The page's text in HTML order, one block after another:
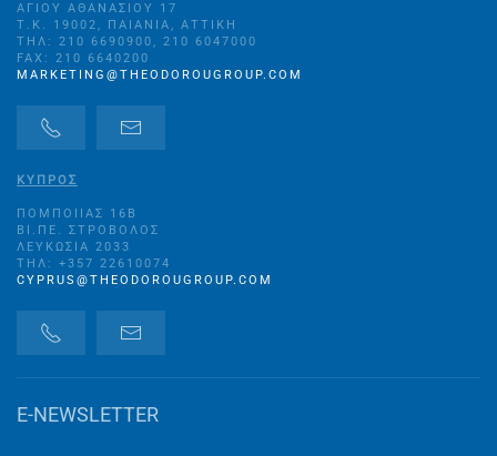
ΑΓΊΟΥ ΑΘΑΝΑΣΊΟΥ 17
Τ.Κ. 19002, ΠΑΙΑΝΊΑ, ΑΤΤΙΚΉ
ΤΗΛ: 210 6690900, 210 6047000
FAX: 210 6640200
MARKETING@THEODOROUGROUP.COM
ΚΥΠΡΟΣ
ΠΟΜΠΟΙΊΑΣ 16B
ΒΙ.ΠΕ. ΣΤΡΌΒΟΛΟΣ
ΛΕΥΚΩΣΊΑ 2033
ΤΗΛ: +357 22610074
CYPRUS@THEODOROUGROUP.COM
E-NEWSLETTER